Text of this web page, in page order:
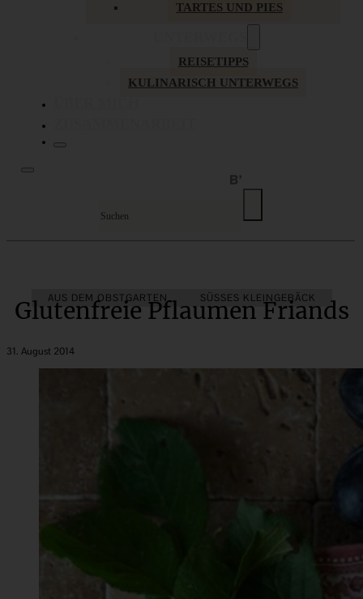
TARTES UND PIES
REISETIPPS
KULINARISCH UNTERWEGS
AUS DEM OBSTGARTEN SÜSSES KLEINGEBÄCK
Glutenfreie Pflaumen Friands
31. August 2014